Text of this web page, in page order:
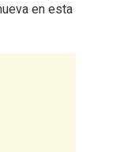
en esta